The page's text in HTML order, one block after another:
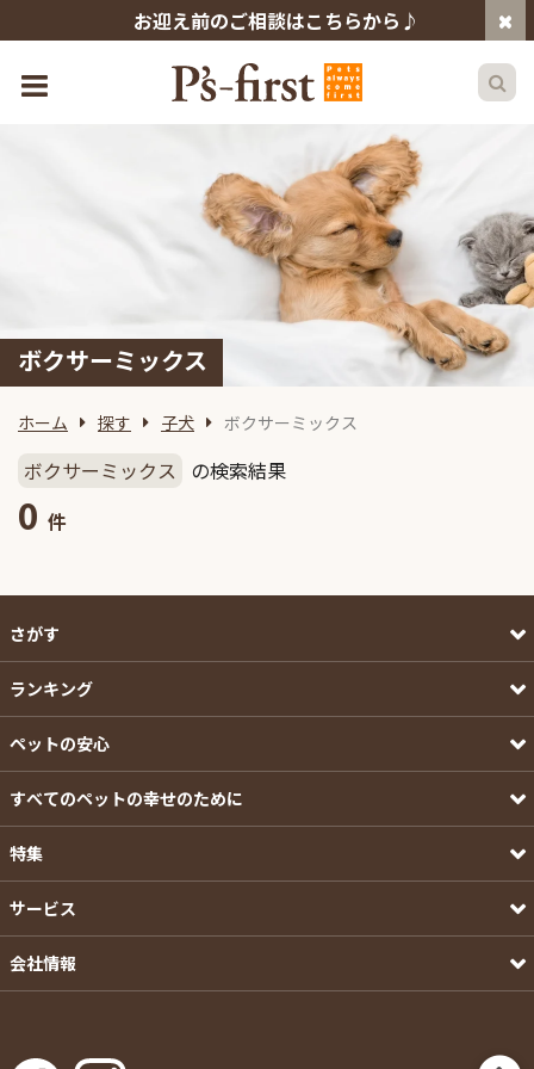
お迎え前のご相談はこちらから♪
ボクサーミックス
ホーム 探す 子犬 ボクサーミックス
ボクサーミックス の検索結果
0 件
さがす
ランキング
ペットの安心
すべてのペットの幸せのために
特集
サービス
会社情報